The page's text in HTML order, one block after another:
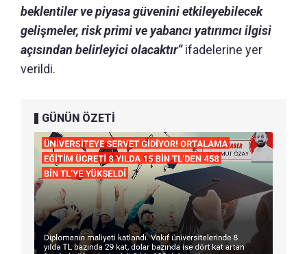
beklentiler ve piyasa güvenini etkileyebilecek
gelişmeler, risk primi ve yabancı yatırımcı ilgisi
açısından belirleyici olacaktır”ifadelerine yer
verildi.
GÜNÜN ÖZETİ